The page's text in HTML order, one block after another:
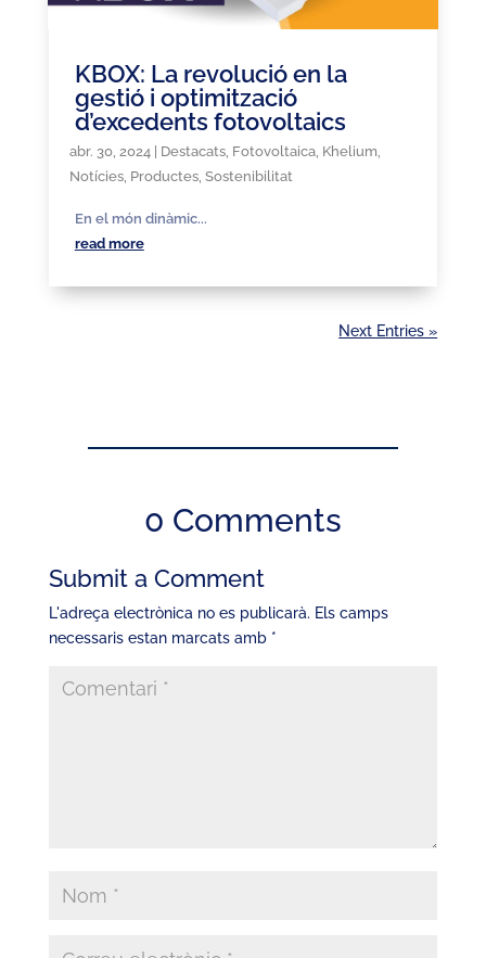
KBOX: La revolució en la
gestió i optimització
d’excedents fotovoltaics
abr. 30, 2024| Destacats, Fotovoltaica, Khelium,
Notícies, Productes, Sostenibilitat
En el món dinàmic...
read more
Next Entries »
0 Comments
Submit a Comment
L'adreça electrònica no es publicarà. Els camps
necessaris estan marcats amb *